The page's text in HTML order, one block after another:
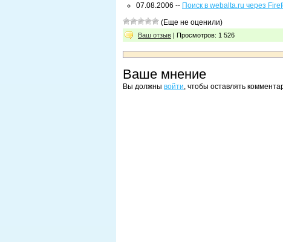
07.08.2006 -- Поиск в webalta.ru через
(Еще не оценили)
Ваш отзыв | Просмотров: 1 526
Ваше мнение
Вы должны войти, чтобы оставлять